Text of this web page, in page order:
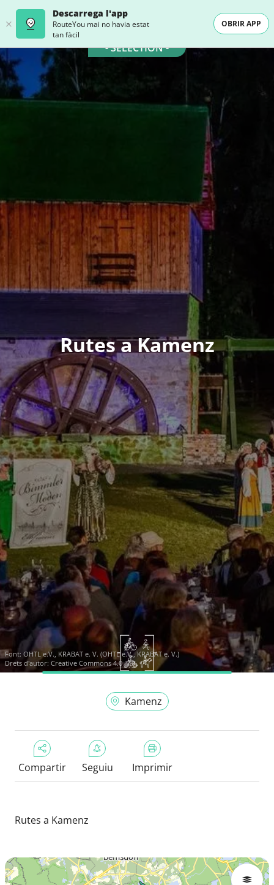
Descarrega l'app
RouteYou mai no havia estat
tan fàcil
OBRIR APP
- SELECTION -
Rutes a Kamenz
Font: OHTL e.V., KRABAT e. V. (OHTL e.V., KRABAT e. V.)
Drets d'autor: Creative Commons 4.0
Kamenz
Compartir Seguiu Imprimir
Rutes a Kamenz